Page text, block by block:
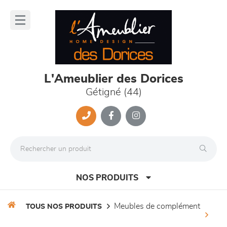
L'Ameublier des Dorices
Gétigné (44)
NOS PRODUITS
TOUS NOS PRODUITS meubles de complément